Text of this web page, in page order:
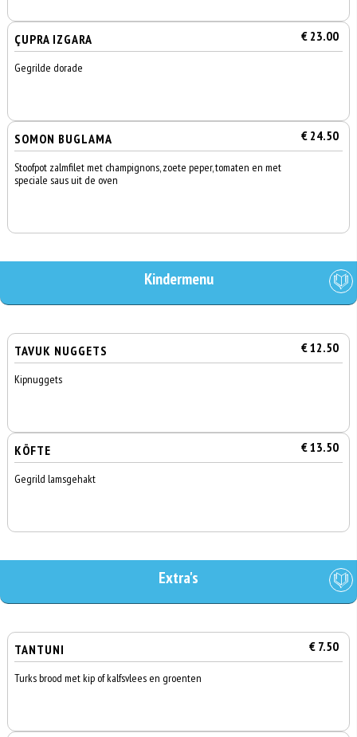
ÇUPRA IZGARA € 23.00
Gegrilde dorade
SOMON BUGLAMA € 24.50
Stoofpot zalmfilet met champignons, zoete peper, tomaten en met
speciale saus uit de oven
Kindermenu
TAVUK NUGGETS € 12.50
Kipnuggets
KÖFTE € 13.50
Gegrild lamsgehakt
Extra's
TANTUNI € 7.50
Turks brood met kip of kalfsvlees en groenten